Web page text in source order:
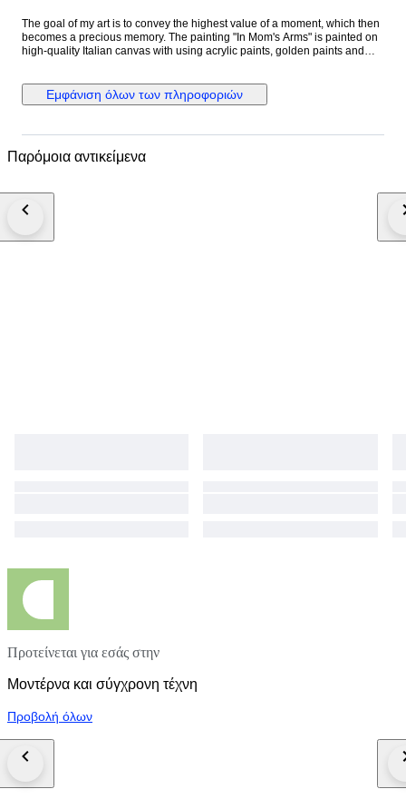
The goal of my art is to convey the highest value of a moment, which then
becomes a precious memory. The painting "In Mom's Arms" is painted on
high-quality Italian canvas with using acrylic paints, golden paints and
The painting radiates incredible warmth and family harmony. The mother
is the center and support, and the children are her continuation and
living room or children's room. It gives a feeling of peace, stability and
in London. I have dedicated my entire life to painting. In addition, I am a
@liahovchik_art on Instagram. Please note that our canvas is shipped
shipped in a roll format with a 4 cm border for framing. The overall size of
Εμφάνιση όλων των πληροφοριών
Παρόμοια αντικείμενα
Προτείνεται για εσάς στην
Μοντέρνα και σύγχρονη τέχνη
Προβολή όλων